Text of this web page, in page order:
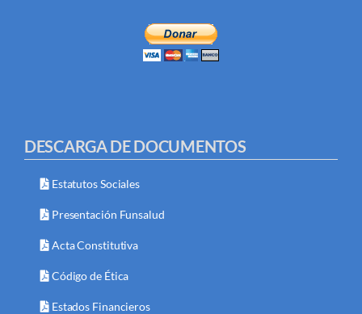
DESCARGA DE DOCUMENTOS
Estatutos Sociales
Presentación Funsalud
Acta Constitutiva
Código de Ética
Estados Financieros